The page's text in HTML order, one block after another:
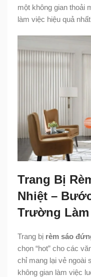
một không gian thoải
làm việc hiệu quả
Trang Bị
Nhiệt –
Trường
Trang bị rèm sáo
chọn “hot” cho các
chỉ mang lại vẻ ngoài
không gian làm việc